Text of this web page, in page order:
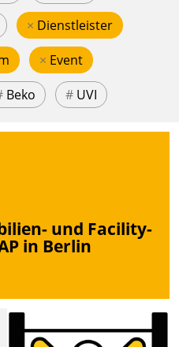
× Dienstleister
× Event
Beko # UVI
und Facility-
in Berlin